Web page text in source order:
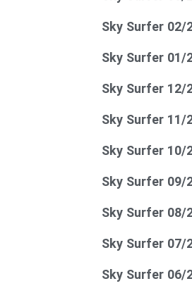
Sky Surfer 02/
Sky Surfer 01/
Sky Surfer 12/
Sky Surfer 11/
Sky Surfer 10/
Sky Surfer 09/
Sky Surfer 08/
Sky Surfer 07/
Sky Surfer 06/